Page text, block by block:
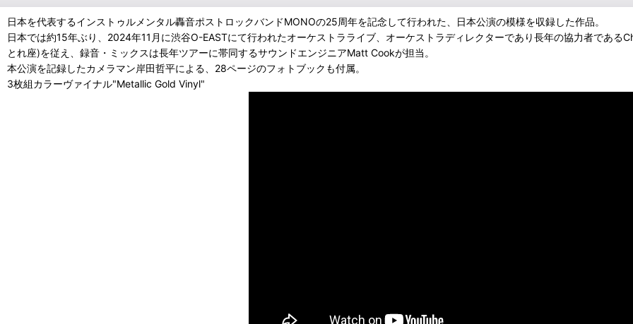
日本を代表するインストゥルメンタル轟音ポストロックバンドMONOの25周年を記念して行われた、日本公演の模様を収録した作品。
日本では約15年ぶり、2024年11月に渋谷O-EASTにて行われたオーケストラライブ、オーケストラディレクターであり長年の協力者であ
とれ座)を従え、録音・ミックスは長年ツアーに帯同するサウンドエンジニアMatt Cookが担当。
本公演を記録したカメラマン岸田哲平による、28ページのフォトブックも付属。
3枚組カラーヴァイナル"Metallic Gold Vinyl"